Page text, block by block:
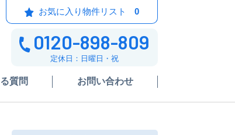
お気に入り物件リスト 0
0120-898-809
定休日：日曜日・祝
質問 お問い合わせ